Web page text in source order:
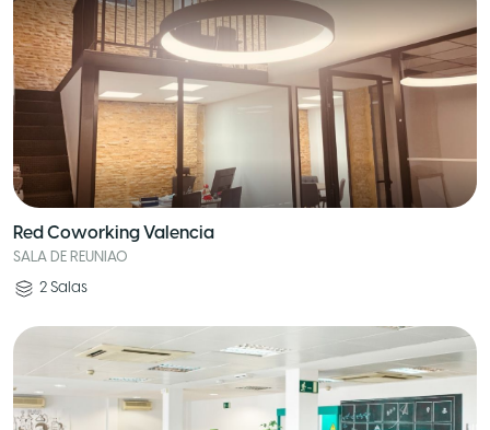
Red Coworking Valencia
SALA DE REUNIAO
2 Salas